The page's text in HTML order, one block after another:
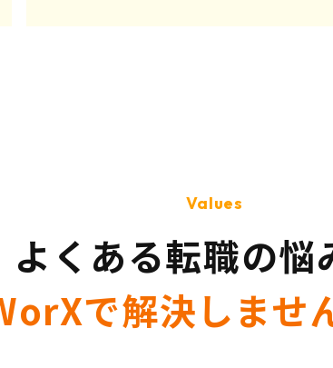
Values
よくある転職の悩
で解決しませ